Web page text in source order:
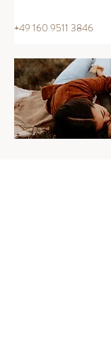
+49 160 9511 3846